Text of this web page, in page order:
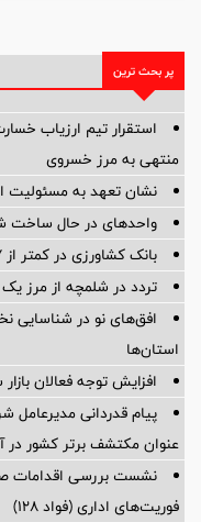
پر بحث ترین
استقرار تیم ارزیاب
منتهی به مرز خسروی
نشان تعهد به مسئولیت
واحدهای در حال ساخت
بانک کشاورزی در کمتر از ۷ ماه ۷۰ همت «نوی‌پو» صادر کرد
تردد در شلمچه از مرز
افق‌های نو در شناسایی
استان‌ها
افزایش توجه فعالان
پیام قدردانی
عنوان مکتشف برتر کشور
نشست بررسی اقدامات
فوریت‌های اداری (فواد ۱۲۸)